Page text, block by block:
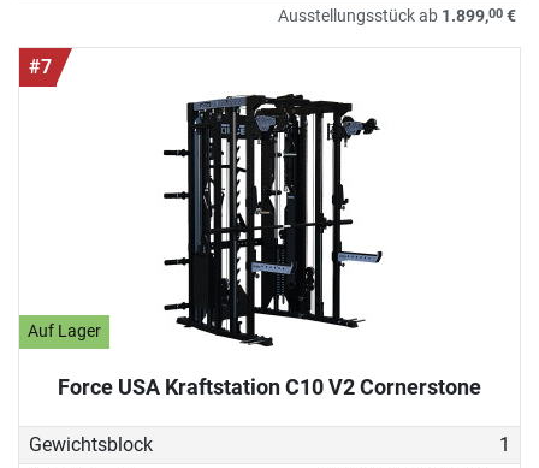
Ausstellungsstück ab 1.899,00 €
#7
Auf Lager
Force USA Kraftstation C10 V2 Cornerstone
Gewichtsblock
1